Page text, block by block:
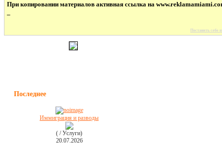
При копировании материалов активная ссылка на
Поставить себе
Последнее
Иммиграция и разводы
( / Услуги)
20.07.2026